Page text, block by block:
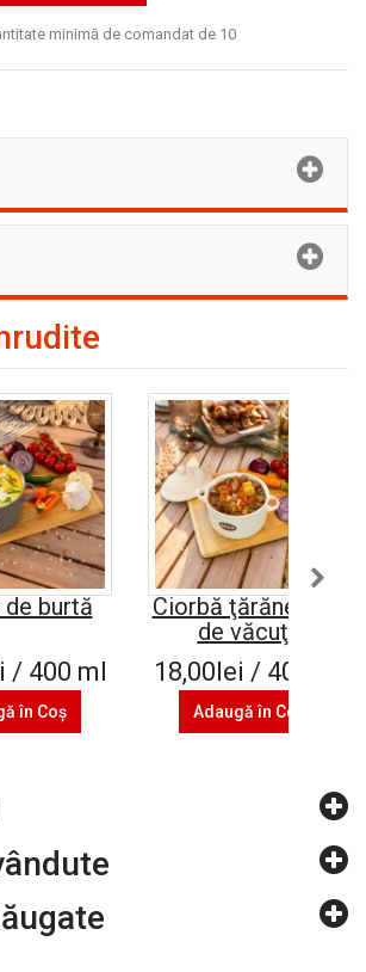
minimă de comandat de 10
burtă
/ 400 ml
în Coş
Ciorbă ţărănească
de văcuţă
18,00lei / 400 ml
Adaugă în Coş